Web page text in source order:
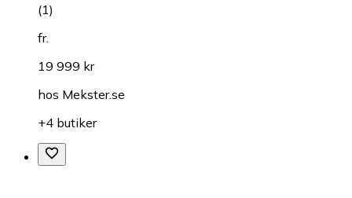
(1)
fr.
19 999 kr
hos Mekster.se
+4 butiker